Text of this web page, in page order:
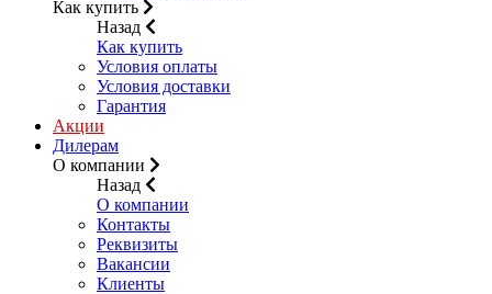
Как купить
Назад
Как купить
Условия оплаты
Условия доставки
Гарантия
Акции
Дилерам
О компании
Назад
О компании
Контакты
Реквизиты
Вакансии
Клиенты